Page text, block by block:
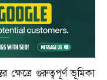
ক্ষেত্রে গুরুত্বপূর্ণ ভূমিকা